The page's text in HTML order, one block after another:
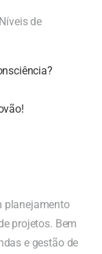
de
planejamento
projetos. Bem
e gestão de